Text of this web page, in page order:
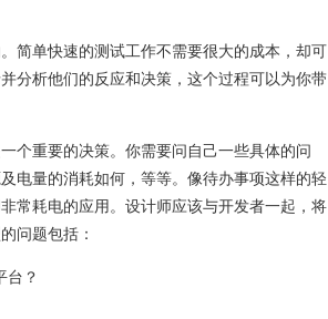
简单快速的测试工作不需要很大的成本，却可
分析他们的反应和决策，这个过程可以为你带
个重要的决策。你需要问自己一些具体的问
电量的消耗如何，等等。像待办事项这样的轻
常耗电的应用。设计师应该与开发者一起，将
问题包括：
台？